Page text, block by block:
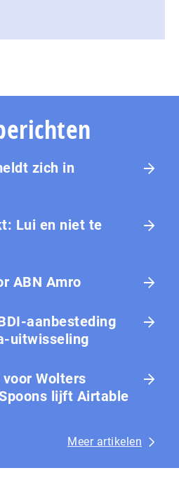
zich in
Lui en niet te
ABN Amro
aanbesteding
uitwisseling
Wolters
lijft Airtable
Meer artikelen